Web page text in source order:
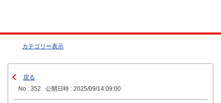
カテゴリー表示
戻る
No : 352
公開日時 : 2025/09/14 09:00